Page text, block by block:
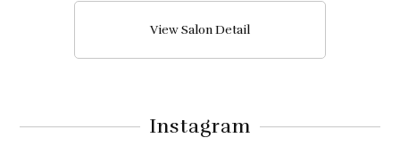
View Salon Detail
Instagram